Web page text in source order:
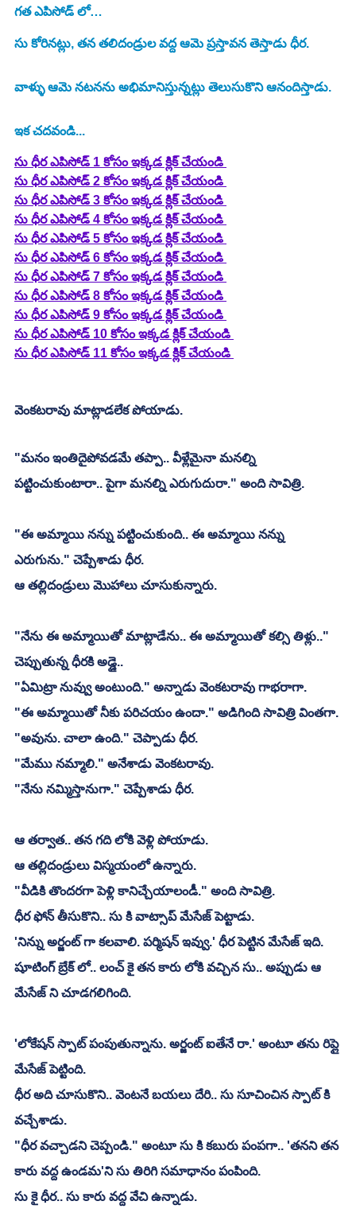
గత ఎపిసోడ్ లో…
సు కోరినట్లు, తన తలిదండ్రుల వద్ద ఆమె ప్రస్తావన తెస్తాడు ధీర.
వాళ్ళు ఆమె నటనను అభిమానిస్తున్నట్లు తెలుసుకొని ఆనందిస్తాడు.
ఇక చదవండి...
సు ధీర ఎపిసోడ్ 1 కోసం ఇక్కడ క్లిక్ చేయండి
సు ధీర ఎపిసోడ్ 2 కోసం ఇక్కడ క్లిక్ చేయండి
సు ధీర ఎపిసోడ్ 3 కోసం ఇక్కడ క్లిక్ చేయండి
సు ధీర ఎపిసోడ్ 4 కోసం ఇక్కడ క్లిక్ చేయండి
సు ధీర ఎపిసోడ్ 5 కోసం ఇక్కడ క్లిక్ చేయండి
సు ధీర ఎపిసోడ్ 6 కోసం ఇక్కడ క్లిక్ చేయండి
సు ధీర ఎపిసోడ్ 7 కోసం ఇక్కడ క్లిక్ చేయండి
సు ధీర ఎపిసోడ్ 8 కోసం ఇక్కడ క్లిక్ చేయండి
సు ధీర ఎపిసోడ్ 9 కోసం ఇక్కడ క్లిక్ చేయండి
సు ధీర ఎపిసోడ్ 10 కోసం ఇక్కడ క్లిక్ చేయండి
సు ధీర ఎపిసోడ్ 11 కోసం ఇక్కడ క్లిక్ చేయండి
వెంకటరావు మాట్లాడలేక పోయాడు.
"మనం ఇంతిదైపోవడమే తప్పా.. వీళ్లేమైనా మనల్ని
పట్టించుకుంటారా.. పైగా మనల్ని ఎరుగుదురా." అంది సావిత్రి.
"ఈ అమ్మాయి నన్ను పట్టించుకుంది.. ఈ అమ్మాయి నన్ను
ఎరుగును." చెప్పేశాడు ధీర.
ఆ తల్లిదండ్రులు మొహాలు చూసుకున్నారు.
"నేను ఈ అమ్మాయితో మాట్లాడేను.. ఈ అమ్మాయితో కల్సి తిళ్లు.."
చెప్పుతున్న ధీరకి అడ్డై..
"ఏమిట్రా నువ్వు అంటుంది." అన్నాడు వెంకటరావు గాభరాగా.
"ఈ అమ్మాయితో నీకు పరిచయం ఉందా." అడిగింది సావిత్రి వింతగా.
"అవును. చాలా ఉంది." చెప్పాడు ధీర.
"మేము నమ్మాలి." అనేశాడు వెంకటరావు.
"నేను నమ్మిస్తానుగా." చెప్పేశాడు ధీర.
ఆ తర్వాత.. తన గది లోకి వెళ్లి పోయాడు.
ఆ తల్లిదండ్రులు విస్మయంలో ఉన్నారు.
"వీడికి తొందరగా పెళ్లి కానిచ్చేయాలండీ." అంది సావిత్రి.
ధీర ఫోన్ తీసుకొని.. సు కి వాట్సాప్ మేసేజ్ పెట్టాడు.
'నిన్ను అర్జంట్ గా కలవాలి. పర్మిషన్ ఇవ్వు.' ధీర పెట్టిన మేసేజ్ ఇది.
షూటింగ్ బ్రేక్ లో.. లంచ్ కై తన కారు లోకి వచ్చిన సు.. అప్పుడు ఆ
మేసేజ్ ని చూడగలిగింది.
'లోకేషన్ స్పాట్ పంపుతున్నాను. అర్జంట్ ఐతేనే రా.' అంటూ తను రిప్లై
మేసేజ్ పెట్టింది.
ధీర అది చూసుకొని.. వెంటనే బయలు దేరి.. సు సూచించిన స్పాట్ కి
వచ్చేశాడు.
"ధీర వచ్చాడని చెప్పండి." అంటూ సు కి కబురు పంపగా.. 'తనని తన
కారు వద్ద ఉండమ'ని సు తిరిగి సమాధానం పంపింది.
సు కై ధీర.. సు కారు వద్ద వేచి ఉన్నాడు.